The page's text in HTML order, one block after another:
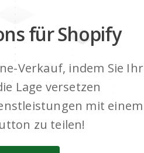
für Shopify
Verkauf, indem Sie Ihr
Lage versetzen
mit einem
zu teilen!